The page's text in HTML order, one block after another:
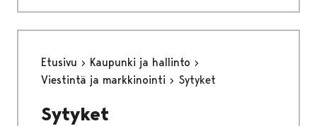
Etusivu
Kaupunki ja hallinto
Viestintä ja markkinointi
Sytyket
Sytyket